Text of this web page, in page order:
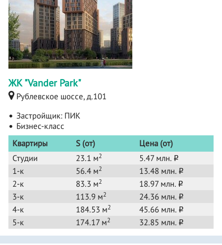
ЖК "Vander Park"
Рублевское шоссе, д.101
Застройщик: ПИК
Бизнес-класс
Квартиры
S (от)
Цена (от)
Студии
23.1 м2 5.47 млн. o
1-к 56.4 м2 13.48 млн. o
2-к 83.3 м2 18.97 млн. o
3-к 113.9 м2 24.36 млн. o
4-к 184.53 м2 45.66 млн. o
5-к 174.17 м2 32.85 млн. o